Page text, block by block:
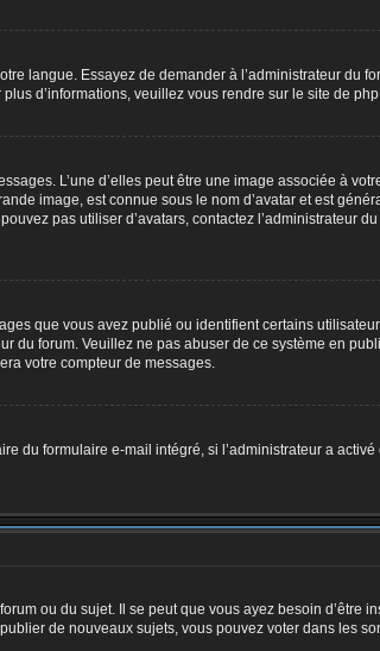
langue. Essayez de demander à l’administrateur du
d’informations, veuillez vous rendre sur le site de
L’une d’elles peut être une image associée à
image, est connue sous le nom d’avatar et est
pas utiliser d’avatars, contactez l’administrateur
que vous avez publié ou identifient certains
du forum. Veuillez ne pas abuser de ce système en
votre compteur de messages.
du formulaire e-mail intégré, si l’administrateur a
ou du sujet. Il se peut que vous ayez besoin
de nouveaux sujets, vous pouvez voter dans les